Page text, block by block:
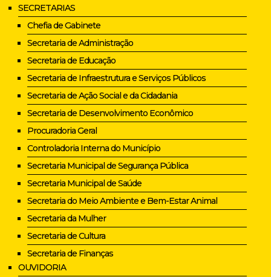
SECRETARIAS
Chefia de Gabinete
Secretaria de Administração
Secretaria de Educação
Secretaria de Infraestrutura e Serviços Públicos
Secretaria de Ação Social e da Cidadania
Secretaria de Desenvolvimento Econômico
Procuradoria Geral
Controladoria Interna do Município
Secretaria Municipal de Segurança Pública
Secretaria Municipal de Saúde
Secretaria do Meio Ambiente e Bem-Estar Animal
Secretaria da Mulher
Secretaria de Cultura
Secretaria de Finanças
OUVIDORIA